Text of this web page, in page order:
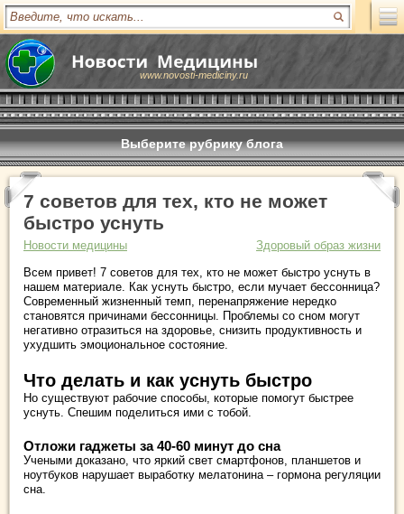
www.novosti-mediciny.ru
Выберите рубрику блога
7 советов для тех, кто не может
быстро уснуть
Новости медицины
Здоровый образ жизни
Всем привет! 7 советов для тех, кто не может быстро уснуть в
нашем материале. Как уснуть быстро, если мучает бессонница?
Современный жизненный темп, перенапряжение нередко
становятся причинами бессонницы. Проблемы со сном могут
негативно отразиться на здоровье, снизить продуктивность и
ухудшить эмоциональное состояние.
Что делать и как уснуть быстро
Но существуют рабочие способы, которые помогут быстрее
уснуть. Спешим поделиться ими с тобой.
Отложи гаджеты за 40-60 минут до сна
Учеными доказано, что яркий свет смартфонов, планшетов и
ноутбуков нарушает выработку мелатонина – гормона регуляции
сна.